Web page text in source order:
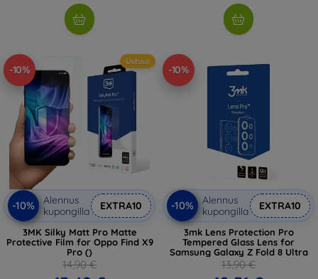
-10%
Uutuus
-10%
Alennus
kupongilla
EXTRA10
3MK Silky Matt Pro Matte
Protective Film for Oppo Find X9
Pro ()
14,90 €
-10%
-10%
Alennus
kupongilla
EXTRA10
3mk Lens Protection Pro
Tempered Glass Lens for
Samsung Galaxy Z Fold 8 Ultra
13,90 €